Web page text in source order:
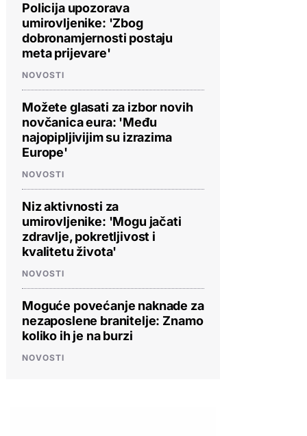
Policija upozorava
umirovljenike: 'Zbog
dobronamjernosti postaju
meta prijevare'
NOVOSTI
Možete glasati za izbor novih
novčanica eura: 'Među
najopipljivijim su izrazima
Europe'
NOVOSTI
Niz aktivnosti za
umirovljenike: 'Mogu jačati
zdravlje, pokretljivost i
kvalitetu života'
NOVOSTI
Moguće povećanje naknade za
nezaposlene branitelje: Znamo
koliko ih je na burzi
NOVOSTI